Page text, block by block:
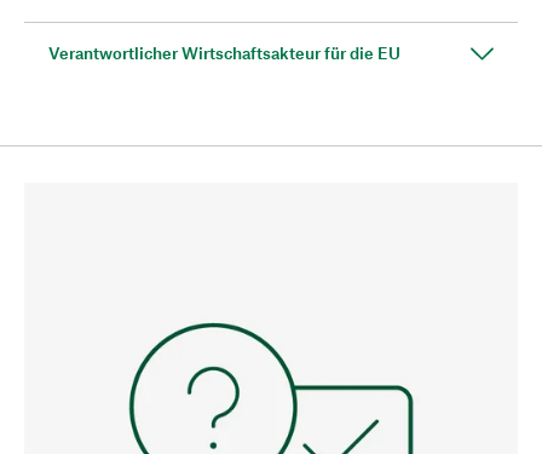
Verantwortlicher Wirtschaftsakteur für die EU